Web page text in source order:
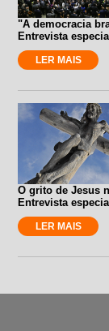
"A democracia
Entrevista
LER MAIS
O grito de Jesus
Entrevista
LER MAIS